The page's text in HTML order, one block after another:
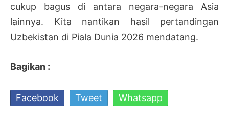
cukup bagus di antara negara-negara Asia
lainnya. Kita nantikan hasil pertandingan
Uzbekistan di Piala Dunia 2026 mendatang.
Bagikan :
Facebook Tweet Whatsapp